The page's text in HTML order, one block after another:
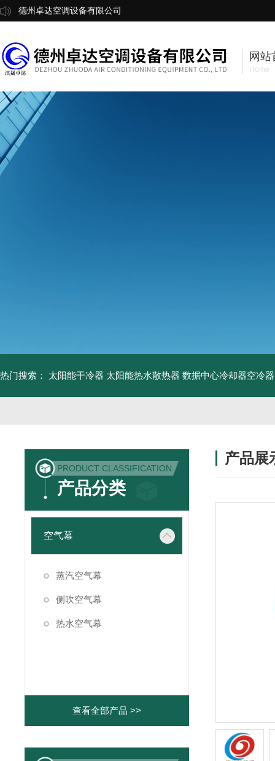
德州卓达空调设备有限公司
网站
Home
热门搜索： 太阳能干冷器 太阳能热水散热器 数据中心冷却器空冷器
PRODUCT CLASSIFICATION
产品分类
空气幕
蒸汽空气幕
侧吹空气幕
热水空气幕
查看全部产品 >>
产品展